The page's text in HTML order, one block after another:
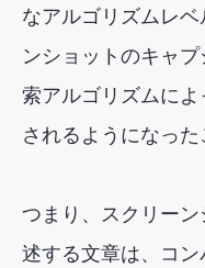
なアルゴリズムレ
ンショットのキャ
索アルゴリズムに
されるようになった
つまり、スクリー
述する文章は、コ